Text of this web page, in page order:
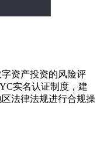
资产投资的风险评
实名认证制度，建
法律法规进行合规操